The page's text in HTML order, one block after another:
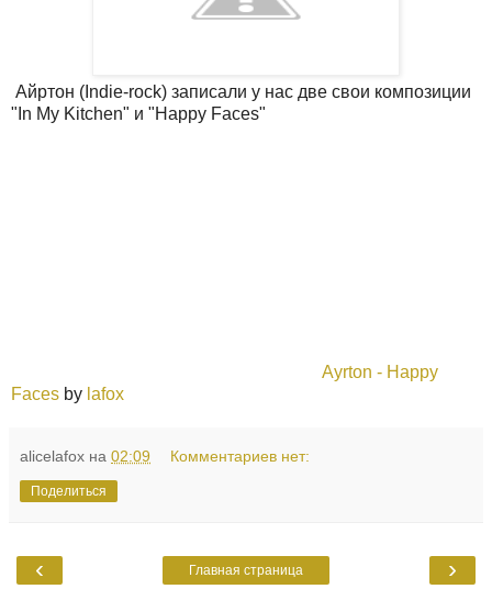
Айртон (Indie-rock) записали у нас две свои композиции
"In My Kitchen" и "Happy Faces"
Ayrton - Happy
Faces by lafox
alicelafox на 02:09 Комментариев нет:
Поделиться
‹ ›
Главная страница